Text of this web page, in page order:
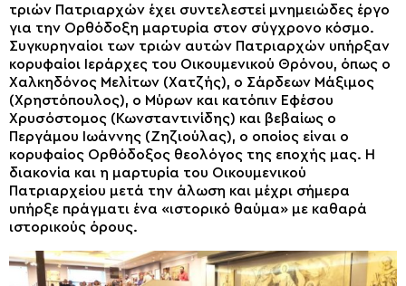
τριών Πατριαρχών έχει συντελεστεί μνημειώδες έργο
για την Ορθόδοξη μαρτυρία στον σύγχρονο κόσμο.
Συγκυρηναίοι των τριών αυτών Πατριαρχών υπήρξαν
κορυφαίοι Ιεράρχες του Οικουμενικού Θρόνου, όπως ο
Χαλκηδόνος Μελίτων (Χατζής), ο Σάρδεων Μάξιμος
(Χρηστόπουλος), ο Μύρων και κατόπιν Εφέσου
Χρυσόστομος (Κωνσταντινίδης) και βεβαίως ο
Περγάμου Ιωάννης (Ζηζιούλας), ο οποίος είναι ο
κορυφαίος Ορθόδοξος θεολόγος της εποχής μας. Η
διακονία και η μαρτυρία του Οικουμενικού
Πατριαρχείου μετά την άλωση και μέχρι σήμερα
υπήρξε πράγματι ένα «ιστορικό θαύμα» με καθαρά
ιστορικούς όρους.